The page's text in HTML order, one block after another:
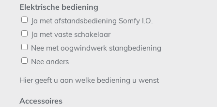
Elektrische bediening
Ja met afstandsbediening Somfy I.O.
Ja met vaste schakelaar
Nee met oogwindwerk stangbediening
Nee anders
Hier geeft u aan welke bediening u wenst
Accessoires